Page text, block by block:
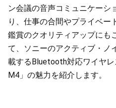
ン会議の音声コミュニケーシ
り、仕事の合間やプライベー
鑑賞のクオリティアップにも
て、ソニーのアクティブ・ノ
載するBluetooth対応ワイヤ
M4」の魅力を紹介します。